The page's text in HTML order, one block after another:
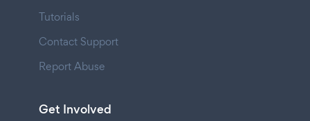
Tutorials
Contact Support
Report Abuse
Get Involved